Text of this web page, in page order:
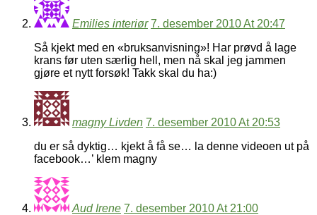
Emilies interiør 7. desember 2010 At 20:47
Så kjekt med en «bruksanvisning»! Har prøvd å lage
krans før uten særlig hell, men nå skal jeg jammen
gjøre et nytt forsøk! Takk skal du ha:)
magny Livden 7. desember 2010 At 20:53
du er så dyktig… kjekt å få se… la denne videoen ut på
facebook…’ klem magny
Aud Irene 7. desember 2010 At 21:00